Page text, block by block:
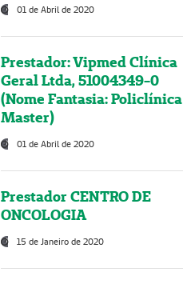
01 de Abril de 2020
Prestador: Vipmed Clínica
Geral Ltda, 51004349-0
(Nome Fantasia: Policlínica
Master)
01 de Abril de 2020
Prestador CENTRO DE
ONCOLOGIA
15 de Janeiro de 2020